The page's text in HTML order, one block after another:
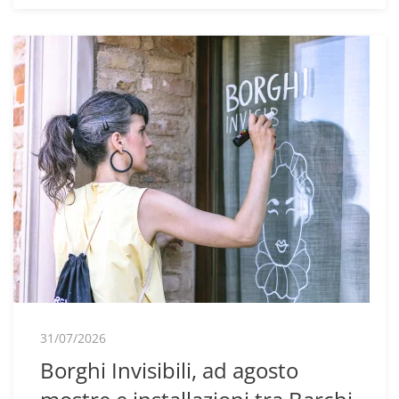
31/07/2026
Borghi Invisibili, ad agosto